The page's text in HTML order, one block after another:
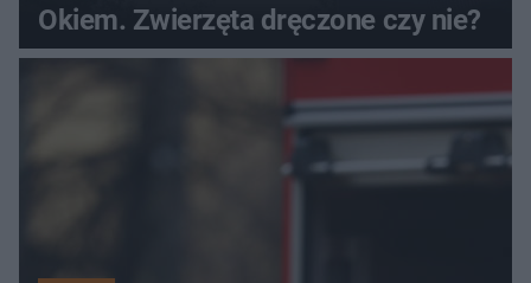
Okiem. Zwierzęta dręczone czy nie?